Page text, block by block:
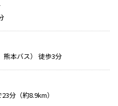
熊本バス） 徒歩3分
分（約8.9km）